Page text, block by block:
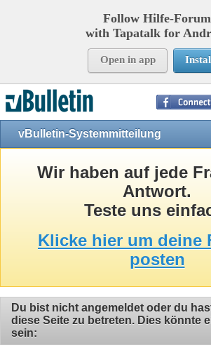
Follow Hilfe-Forum
with Tapatalk for
Open in app
vBulletin-Systemmitteilung
Wir haben auf jede
Antwort.
Teste uns
Klicke hier um deine
posten
Du bist nicht angemeldet oder du
diese Seite zu betreten. Dies könnte
sein:
Page Time:0,12391
Templates:24